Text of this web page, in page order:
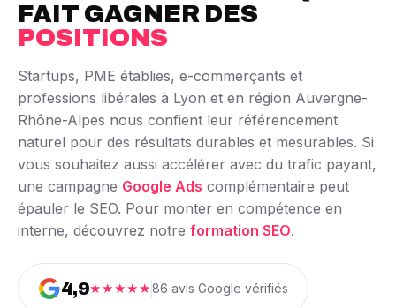
FAIT GAGNER DES
POSITIONS
Startups, PME établies, e-commerçants et
professions libérales à Lyon et en région Auvergne-
Rhône-Alpes nous confient leur référencement
naturel pour des résultats durables et mesurables. Si
vous souhaitez aussi accélérer avec du trafic payant,
une campagne Google Ads complémentaire peut
épauler le SEO. Pour monter en compétence en
interne, découvrez notre formation SEO.
4,9★★★★★86 avis Google vérifiés